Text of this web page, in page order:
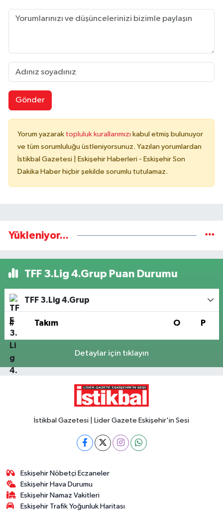
Gönder
Yorum yazarak topluluk kurallarımızı kabul etmiş bulunuyor
ve tüm sorumluluğu üstleniyorsunuz. Yazılan yorumlardan
İstikbal Gazetesi | Eskişehir Haberleri - Eskişehir Son
Dakika Haber hiçbir şekilde sorumlu tutulamaz.
Yükleniyor...
TFF 3.Lig 4.Grup Puan Durumu
TFF 3.Lig 4.Grup
# Takım O P
Detaylar için tıklayın
İstikbal Gazetesi | Lider Gazete Eskişehir'in Sesi
Eskişehir Nöbetçi Eczaneler
Eskişehir Hava Durumu
Eskişehir Namaz Vakitleri
Eskişehir Trafik Yoğunluk Haritası